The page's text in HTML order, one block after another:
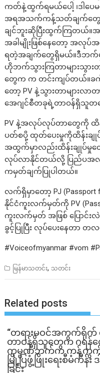
ကတ်နဲ့ထွက်ရမယ်ပေါ့ ၊ဒါပေ
အရအသက်ကန့်သတ်ချက်တွေရှိ
ချင်ဘူးဆိုပြီးထွက်ကြတယ်
အခါမျိုးဖြစ်နေတော့ အလုပ်
ရတဲ့အချက်တွေရှိမယ်။ဒီဘ
ဟိုဘက်သွားကြတာများသွား
တွေက က တင်းကျပ်တယ်။ခ
တော့ PV နဲ့သွားတာများလ
အေဂျင်စီတခုရဲ့တာဝန်ရှိသူတ
PV နဲ့အလုပ်လုပ်တာတွေကို ထိ
ပတ်စပို့ ထုတ်ပေးမှုကိုထိန်း
အထွက်မှာလည်းထိန်းချုပ်မှုတွ
လုပ်လာနိုင်တယ်လို့ ပြည်ပအလု
ကမှတ်ချက်ပြုပါတယ်။
လက်ရှိမှာတော့ PJ
နိုင်ငံကူးလက်မှတ်ကို PV
ကူးလက်မှတ် အဖြစ် ပြော
ခွင့်ပြုပြီး လုပ်ပေးနေတာ
#Voiceofmyanmar
မြန်မာသတင်း, သတင်း
Related posts
“တရားမဝင်အကွက်ရိုက်
တာဝန်ရှိသူတွေက ဂရန်
ကုမ္ပဏီဘက်က ကန့်ကွက်ခွ
မြို့ပြဖွံ့ဖြိုးရေးစီမံကိန်
ခြင်း